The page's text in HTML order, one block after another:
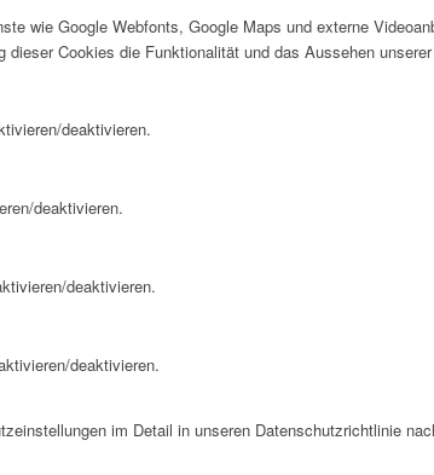
wie Google Webfonts, Google Maps und externe
Cookies die Funktionalität und das Aussehen
deaktivieren.
deaktivieren.
deaktivieren.
deaktivieren.
im Detail in unseren Datenschutzrichtlinie